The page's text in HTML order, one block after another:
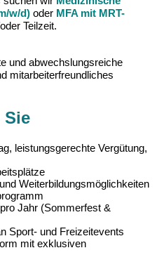
w/d) oder MFA mit MRT-
Teilzeit.
und abwechslungsreiche
mitarbeiterfreundliches
Sie
leistungsgerechte Vergütung,
Weiterbildungsmöglichkeiten
Jahr (Sommerfest &
Sport- und Freizeitevents
mit exklusiven